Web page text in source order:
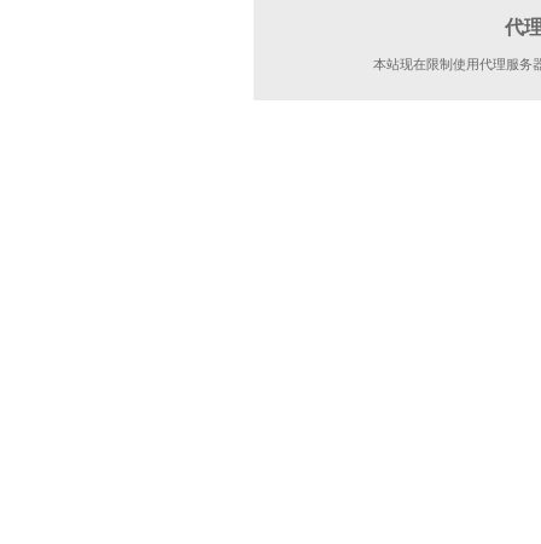
代
本站现在限制使用代理服务